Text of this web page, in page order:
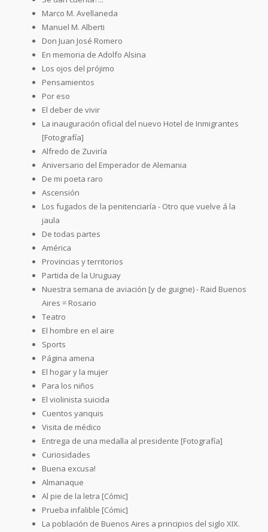
Marco M. Avellaneda
Manuel M. Alberti
Don Juan José Romero
En memoria de Adolfo Alsina
Los ojos del prójimo
Pensamientos
Por eso
El deber de vivir
La inauguración oficial del nuevo Hotel de Inmigrantes
[Fotografía]
Alfredo de Zuviría
Aniversario del Emperador de Alemania
De mi poeta raro
Ascensión
Los fugados de la penitenciaría - Otro que vuelve á la
jaula
De todas partes
América
Provincias y territorios
Partida de la Uruguay
Nuestra semana de aviación [y de guigne) - Raid Buenos
Aires = Rosario
Teatro
El hombre en el aire
Sports
Página amena
El hogar y la mujer
Para los niños
El violinista suicida
Cuentos yanquis
Visita de médico
Entrega de una medalla al presidente [Fotografía]
Curiosidades
Buena excusa!
Almanaque
Al pie de la letra [Cómic]
Prueba infalible [Cómic]
La población de Buenos Aires a principios del siglo XIX.